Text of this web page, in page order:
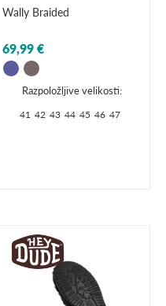
Wally Braided
69,99 €
Razpoložljive velikosti:
41 42 43 44 45 46 47